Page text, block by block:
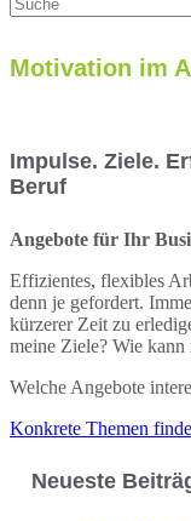
Motivation im
Impulse. Ziele.
Beruf
Angebote für Ihr
Effizientes, flexibles
denn je gefordert.
kürzerer Zeit zu
meine Ziele? Wie
Welche Angebote
Konkrete Themen
Neueste